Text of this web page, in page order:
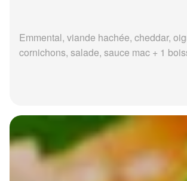
Emmental, viande hachée, cheddar,
cornichons, salade, sauce mac + 1